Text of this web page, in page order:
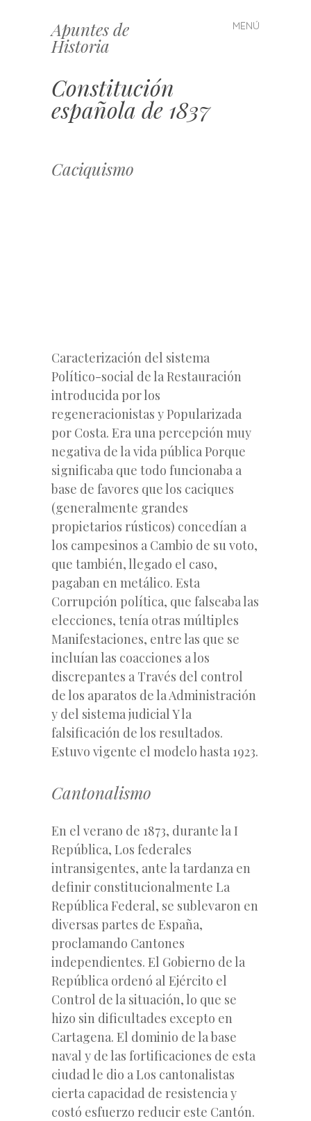
Apuntes de
Historia
MENÚ
Saltar
al
Constitución
española de 1837
Caciquismo
Caracterización del sistema
Político-social de la Restauración
introducida por los
regeneracionistas y Popularizada
por Costa. Era una percepción muy
negativa de la vida pública Porque
significaba que todo funcionaba a
base de favores que los caciques
(generalmente grandes
propietarios rústicos) concedían a
los campesinos a Cambio de su voto,
que también, llegado el caso,
pagaban en metálico. Esta
Corrupción política, que falseaba las
elecciones, tenía otras múltiples
Manifestaciones, entre las que se
incluían las coacciones a los
discrepantes a Través del control
de los aparatos de la Administración
y del sistema judicial Y la
falsificación de los resultados.
Estuvo vigente el modelo hasta 1923.
Cantonalismo
En el verano de 1873, durante la I
República, Los federales
intransigentes, ante la tardanza en
definir constitucionalmente La
República Federal, se sublevaron en
diversas partes de España,
proclamando Cantones
independientes. El Gobierno de la
República ordenó al Ejército el
Control de la situación, lo que se
hizo sin dificultades excepto en
Cartagena. El dominio de la base
naval y de las fortificaciones de esta
ciudad le dio a Los cantonalistas
cierta capacidad de resistencia y
costó esfuerzo reducir este Cantón.